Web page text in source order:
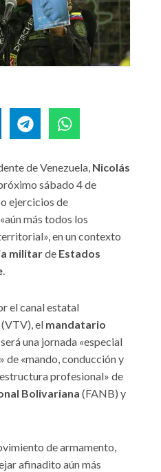
de Venezuela, Nicolás
sábado 4 de
ejercicios de
más todos los
en un contexto
militarde Estados
.
el canal estatal
(VTV), el mandatario
una jornada «especial
«mando, conducción y
profesional» de
Bolivariana (FANB) y
de armamento,
afinadito aún más